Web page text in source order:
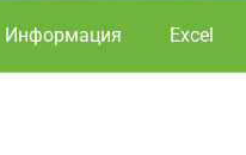
Информация Excel